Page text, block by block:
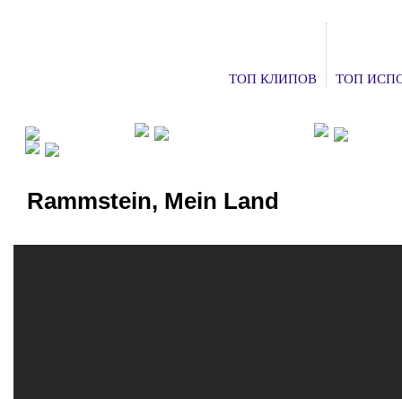
ТОП КЛИПОВ ТОП
Rammstein, Mein Land